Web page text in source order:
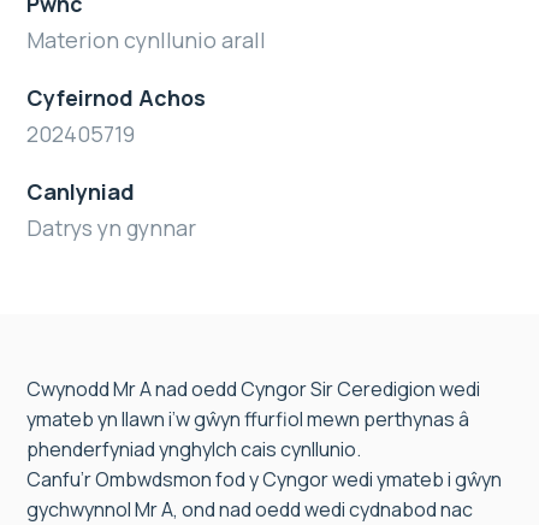
Materion cynllunio arall
Cyfeirnod Achos
202405719
Canlyniad
Datrys yn gynnar
Cwynodd Mr A nad oedd Cyngor Sir Ceredigion wedi
ymateb yn llawn i’w gŵyn ffurfiol mewn perthynas â
phenderfyniad ynghylch cais cynllunio.
Canfu’r Ombwdsmon fod y Cyngor wedi ymateb i gŵyn
gychwynnol Mr A, ond nad oedd wedi cydnabod nac